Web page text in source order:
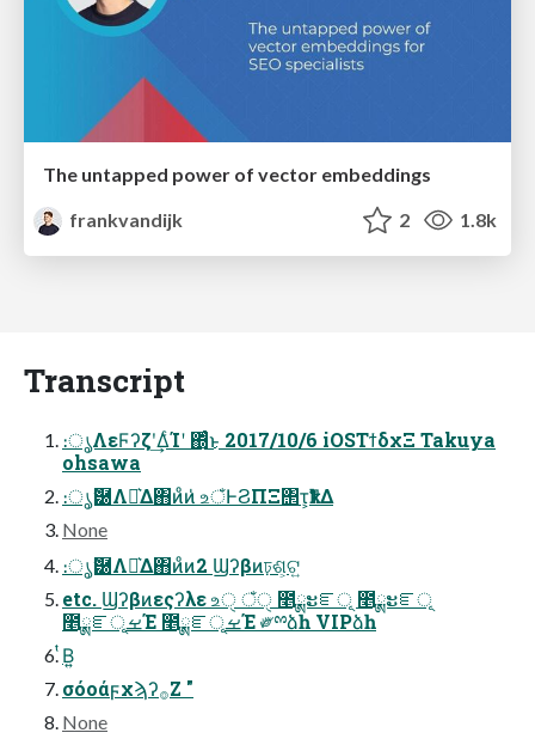
The untapped power of vector embeddings
frankvandijk
2 1.8k
Transcript
։ൃΛεϜʔζʹ͢ΔͨΊʹ ΍ͬͨ͜ͱ 2017/10/6 iOSΤϯδχΞ Takuya
ohsawa
։ൃޮ཰ΛԼ͛Δ΋ͷͦͷ̍ உঁͰϨΠΞ΢τ͕ҟͳΔ
None
։ൃޮ཰ΛԼ͛Δ΋ͷͦͷ2 Ϣʔβͷঢ়ଶ͕ଟ͍
etc. Ϣʔβͷεςʔλε உੑ ঁੑ ೥ྸະೝূ ೥ྸະೝূ
೥ྸೝূࡁΈ ೥ྸೝূࡁΈ ༗ྉձһ VIPձһ
ͭΒ͍
σόοάϝχϡʔ࡞Ζ͏ "
None